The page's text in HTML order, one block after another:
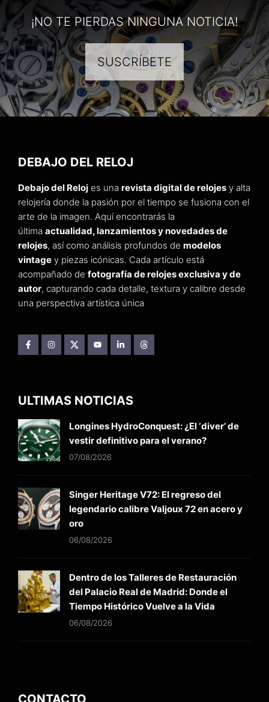
¡NO TE PIERDAS NINGUNA NOTICIA!
SUSCRÍBETE
DEBAJO DEL RELOJ
Debajo del Reloj es una revista digital de relojes y alta
relojería donde la pasión por el tiempo se fusiona con el
arte de la imagen. Aquí encontrarás la
última actualidad, lanzamientos y novedades de
relojes, así como análisis profundos de modelos
vintage y piezas icónicas. Cada artículo está
acompañado de fotografía de relojes exclusiva y de
autor, capturando cada detalle, textura y calibre desde
una perspectiva artística única
ULTIMAS NOTICIAS
Longines HydroConquest: ¿El ‘diver’ de
vestir definitivo para el verano?
07/08/2026
Singer Heritage V72: El regreso del
legendario calibre Valjoux 72 en acero y
oro
06/08/2026
Dentro de los Talleres de Restauración
del Palacio Real de Madrid: Donde el
Tiempo Histórico Vuelve a la Vida
06/08/2026
CONTACTO